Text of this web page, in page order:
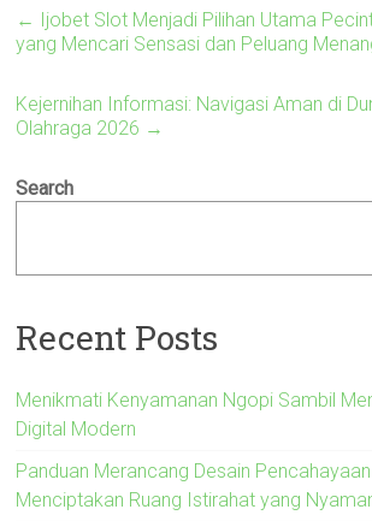
← Ijobet Slot Menjadi Pilihan Utama
yang Mencari Sensasi dan Peluang
Kejernihan Informasi: Navigasi Aman di
Olahraga 2026 →
Search
Recent Posts
Menikmati Kenyamanan Ngopi Sambil
Digital Modern
Panduan Merancang Desain
Menciptakan Ruang Istirahat yang